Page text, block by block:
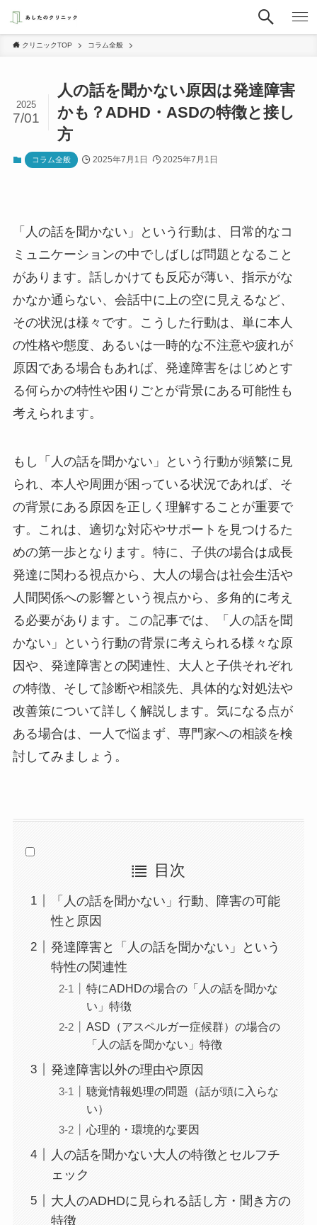
クリニックTOP コラム全般
人の話を聞かない原因は発達障害
かも？ADHD・ASDの特徴と接し
方
2025
7/01
コラム全般 2025年7月1日 2025年7月1日
「人の話を聞かない」という行動は、日常的なコ
ミュニケーションの中でしばしば問題となること
があります。話しかけても反応が薄い、指示がな
かなか通らない、会話中に上の空に見えるなど、
その状況は様々です。こうした行動は、単に本人
の性格や態度、あるいは一時的な不注意や疲れが
原因である場合もあれば、発達障害をはじめとす
る何らかの特性や困りごとが背景にある可能性も
考えられます。
もし「人の話を聞かない」という行動が頻繁に見
られ、本人や周囲が困っている状況であれば、そ
の背景にある原因を正しく理解することが重要で
す。これは、適切な対応やサポートを見つけるた
めの第一歩となります。特に、子供の場合は成長
発達に関わる視点から、大人の場合は社会生活や
人間関係への影響という視点から、多角的に考え
る必要があります。この記事では、「人の話を聞
かない」という行動の背景に考えられる様々な原
因や、発達障害との関連性、大人と子供それぞれ
の特徴、そして診断や相談先、具体的な対処法や
改善策について詳しく解説します。気になる点が
ある場合は、一人で悩まず、専門家への相談を検
討してみましょう。
目次
「人の話を聞かない」行動、障害の可能
性と原因
発達障害と「人の話を聞かない」という
特性の関連性
特にADHDの場合の「人の話を聞かな
い」特徴
ASD（アスペルガー症候群）の場合の
「人の話を聞かない」特徴
発達障害以外の理由や原因
聴覚情報処理の問題（話が頭に入らな
い）
心理的・環境的な要因
人の話を聞かない大人の特徴とセルフチ
ェック
大人のADHDに見られる話し方・聞き方の
特徴